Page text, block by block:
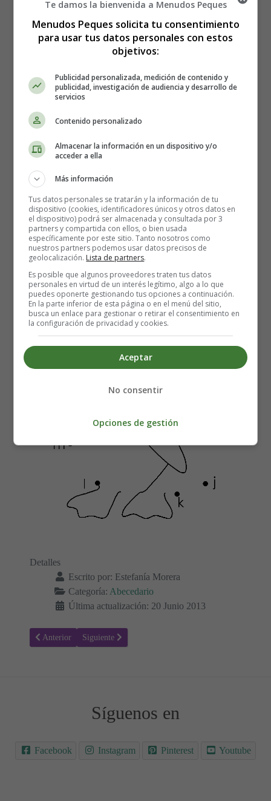
Unir las letras para
formar el dibujo
Recursos Educativos - Unir
Para Imprimir guarda primero la imagen en el PC.
Unir las letras para formar el dibujo.
Detalles
Escrito por: Estefanía Morera
Categoría: Abecedario
Última actualización: 20 Junio 2013
Artículo anterior: Aprender las vocales
Anterior Artículo siguiente: Reconocer las vocales
Siguiente
Síguenos en
Facebook Instagram Pinterest Youtube
Te damos la bienvenida a Menudos Peques
Menudos Peques solicita tu consentimiento
para usar tus datos personales con estos
objetivos:
Publicidad personalizada, medición de contenido y
publicidad, investigación de audiencia y desarrollo de
servicios
Contenido personalizado
Almacenar la información en un dispositivo y/o
acceder a ella
Más información
Tus datos personales se tratarán y la información de tu
dispositivo (cookies, identificadores únicos y otros datos en
el dispositivo) podrá ser almacenada y consultada por 3
partners y compartida con ellos, o bien usada
específicamente por este sitio. Tanto nosotros como
nuestros partners podemos usar datos precisos de
geolocalización. Lista de partners.
Es posible que algunos proveedores traten tus datos
personales en virtud de un interés legítimo, algo a lo que
puedes oponerte gestionando tus opciones a continuación.
En la parte inferior de esta página o en el menú del sitio,
busca un enlace para gestionar o retirar el consentimiento en
la configuración de privacidad y cookies.
Aceptar
No consentir
Opciones de gestión